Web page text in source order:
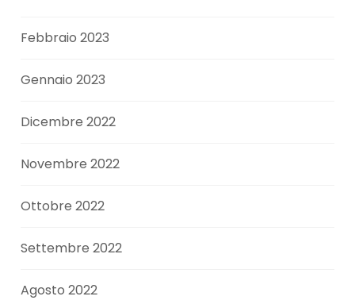
Febbraio 2023
Gennaio 2023
Dicembre 2022
Novembre 2022
Ottobre 2022
Settembre 2022
Agosto 2022